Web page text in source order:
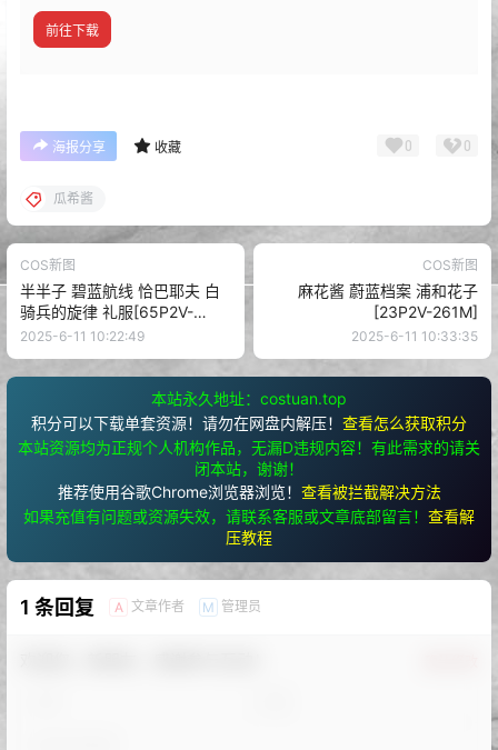
前往下载
海报分享 收藏 0 0
瓜希酱
COS新图
半半子 碧蓝航线 恰巴耶夫 白
骑兵的旋律 礼服[65P2V-
308M]
2025-6-11 10:22:49
COS新图
麻花酱 蔚蓝档案 浦和花子
[23P2V-261M]
2025-6-11 10:33:35
本站永久地址：costuan.top
积分可以下载单套资源！请勿在网盘内解压！ 查看怎么获取积分
本站资源均为正规个人机构作品，无漏D违规内容！有此需求的请关
闭本站，谢谢！
推荐使用谷歌Chrome浏览器浏览！ 查看被拦截解决方法
如果充值有问题或资源失效，请联系客服或文章底部留言！ 查看解
压教程
1 条回复 A 文章作者 M 管理员